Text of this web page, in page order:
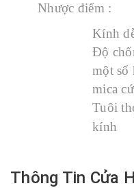
Nhược điểm :
Kính
Độ
một số
mica
Tuôi
kính
Thông Tin Cửa